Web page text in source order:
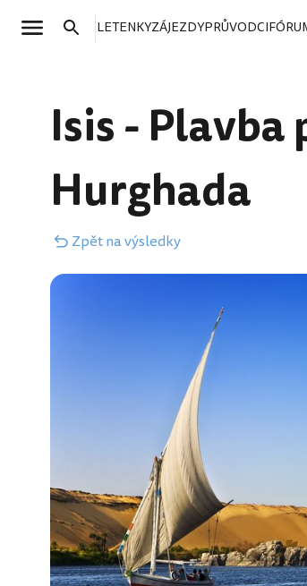
LETENKYZÁJEZDYPRŮVODCI
Isis - Plavba
Hurghada
Zpětna výsledky